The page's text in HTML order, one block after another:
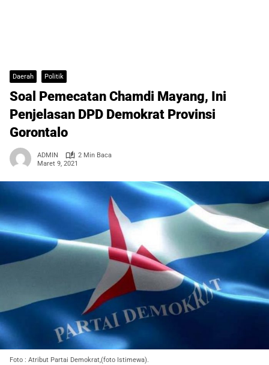
Daerah Politik
Soal Pemecatan Chamdi Mayang, Ini
Penjelasan DPD Demokrat Provinsi
Gorontalo
ADMIN
2 Min Baca
Maret 9, 2021
Foto : Atribut Partai Demokrat,(foto Istimewa).